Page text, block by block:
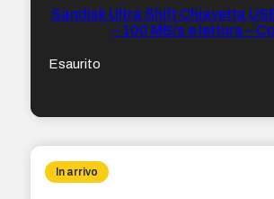
Sandisk Ultra Shift Chiavetta
– 100 MB/s e lettura –
Esaurito
In arrivo